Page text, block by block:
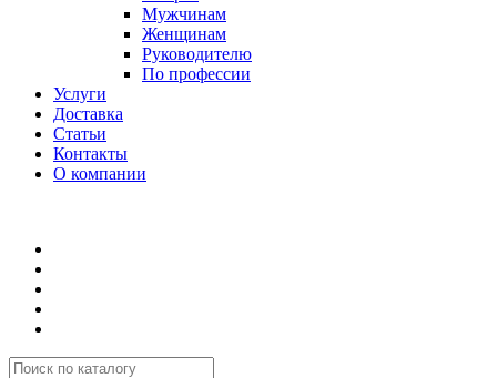
Мужчинам
Женщинам
Руководителю
По профессии
Услуги
Доставка
Статьи
Контакты
О компании